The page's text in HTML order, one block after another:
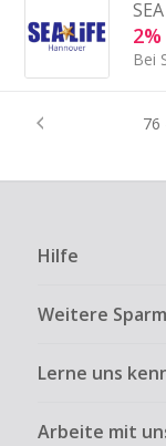
76
Hilfe
Weitere
Lerne uns
Arbeite mit